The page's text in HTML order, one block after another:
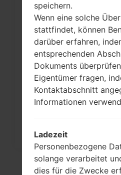
Wie kann ich auf
Optimus Pro und
speichern.
Wenn eine solche
stattfindet, können
darüber erfahren,
entsprechenden
Dokuments
Eigentümer fragen,
Kontaktabschnitt
Informationen
Ladezeit
Personenbezogene
solange verarbeitet
dies für die Zwecke